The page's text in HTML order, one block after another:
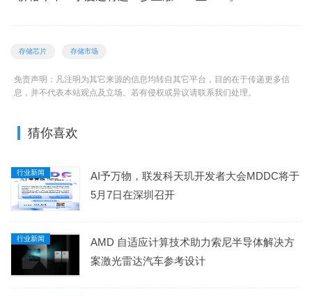
存储芯片 存储市场
免责声明：凡注明为其它来源的信息均转自其它平台，目的在于传递更多信
息，并不代表本站观点及立场。若有侵权或异议请联系我们处理。
猜你喜欢
行业新闻
​AI予万物，联发科天玑开发者大会MDDC将于
5月7日在深圳召开
行业新闻
AMD 自适应计算技术助力索尼半导体解决方
案激光雷达汽车参考设计